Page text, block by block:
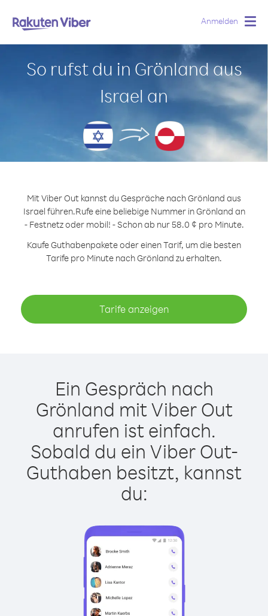
Anmelden
So rufst du in Grönland aus
Israel an
Mit Viber Out kannst du Gespräche nach Grönland aus
Israel führen.Rufe eine beliebige Nummer in Grönland an
- Festnetz oder mobil! - Schon ab nur 58.0 ¢ pro Minute.
Kaufe Guthabenpakete oder einen Tarif, um die besten
Tarife pro Minute nach Grönland zu erhalten.
Tarife anzeigen
Ein Gespräch nach
Grönland mit Viber Out
anrufen ist einfach.
Sobald du ein Viber Out-
Guthaben besitzt, kannst
du: